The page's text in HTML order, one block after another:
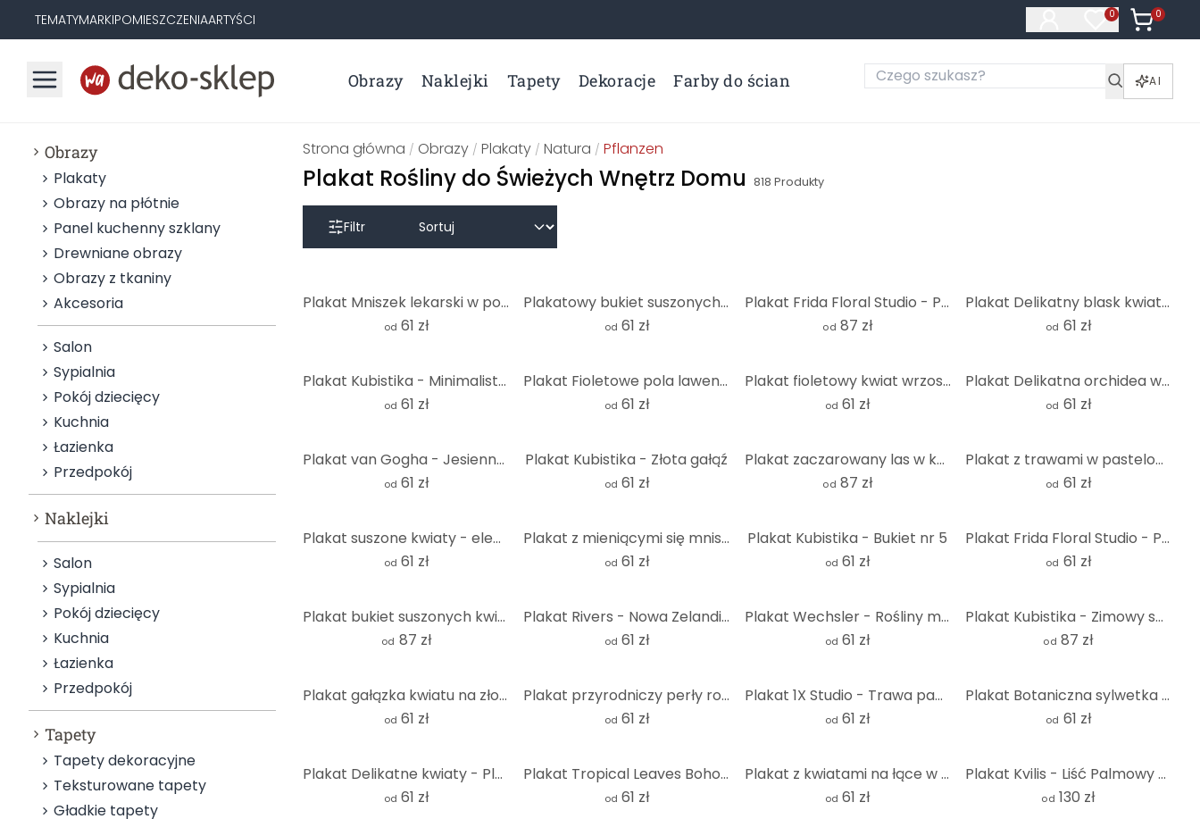
TEMATYMARKIPOMIESZCZENIAARTYŚCI 0
Produkty na
0
Produkty
Obrazy Naklejki Tapety Dekoracje Farby do ścian AI
Obrazy
Plakaty
Obrazy na płótnie
Panel kuchenny szklany
Drewniane obrazy
Obrazy z tkaniny
Akcesoria
Salon
Sypialnia
Pokój dziecięcy
Kuchnia
Łazienka
Przedpokój
Naklejki
Salon
Sypialnia
Pokój dziecięcy
Kuchnia
Łazienka
Przedpokój
Tapety
Tapety dekoracyjne
Teksturowane tapety
Gładkie tapety
Strona główna / Obrazy / Plakaty / Natura / Pflanzen
Plakat Rośliny do Świeżych Wnętrz Domu 818 Produkty
Filtr
Plakat Mniszek lekarski w porannej rosie - Treechild
od 61 zł
Plakatowy bukiet suszonych kwiatów - Treechild
od 61 zł
Plakat Frida Floral Studio - Portret Fridy - Okrągły
od 87 zł
Plakat Delikatny blask kwiatów - Treechild
od 61 zł
Plakat Kubistika - Minimalistyczne rośliny
od 61 zł
Plakat Fioletowe pola lawendy o zachodzie słońca - Cevik
od 61 zł
Plakat fioletowy kwiat wrzosu w ciepłym świetle - Annie
od 61 zł
Plakat Delikatna orchidea w kolorze fioletowym - Treechild
od 61 zł
Plakat van Gogha - Jesienny kwiat migdałowca
od 61 zł
Plakat Kubistika - Złota gałąź
od 61 zł
Plakat zaczarowany las w kolorze granatowym - DigitalArtsi - Round
od 87 zł
Plakat z trawami w pastelowych kolorach - Treechild
od 61 zł
Plakat suszone kwiaty - elegancja przemijania - Treechild
od 61 zł
Plakat z mieniącymi się mniszkami lekarskimi - Treechild
od 61 zł
Plakat Kubistika - Bukiet nr 5
od 61 zł
Plakat Frida Floral Studio - Portret Frida
od 61 zł
Plakat bukiet suszonych kwiatów okrągły - Treechild
od 87 zł
Plakat Rivers - Nowa Zelandia
od 61 zł
Plakat Wechsler - Rośliny martwa natura agawa jesienią
od 61 zł
Plakat Kubistika - Zimowy sen - Okrągły
od 87 zł
Plakat gałązka kwiatu na złotym tle - Paksoylu
od 61 zł
Plakat przyrodniczy perły rosy na mleczach - Treechild
od 61 zł
Plakat 1X Studio - Trawa pampasowa
od 61 zł
Plakat Botaniczna sylwetka z artystyczną geometrią - Costa
od 61 zł
Plakat Delikatne kwiaty - Plakat z kwiatami - Treechild
od 61 zł
Plakat Tropical Leaves Boho - Haase
od 61 zł
Plakat z kwiatami na łące w stylu vintage - Lola Peacock
od 61 zł
Plakat Kvilis - Liść Palmowy - Okrągły
od 130 zł